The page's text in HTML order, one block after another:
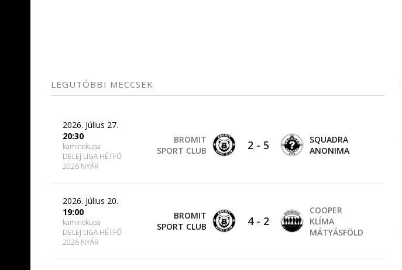
LEGUTÓBBI MECCSEK
2026. Július 27.
20:30
kaminokupa
DELEJ LIGA HÉTFŐ
2026 NYÁR
BROMIT
SPORT CLUB
2- 5
SQUADRA
ANONIMA
2026. Július 20.
19:00
kaminokupa
DELEJ LIGA HÉTFŐ
2026 NYÁR
BROMIT
SPORT CLUB
4- 2
COOPER
KLÍMA
MÁTYÁSFÖLD